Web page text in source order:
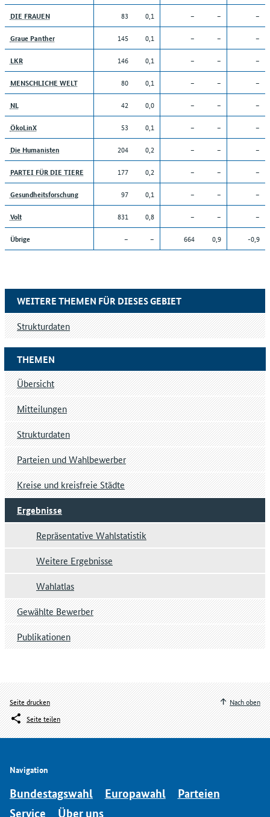
DIE FRAUEN 83 0,1 – – –
Graue Panther 145 0,1 – – –
LKR 146 0,1 – – –
MENSCHLICHE WELT 80 0,1 – – –
NL 42 0,0 – – –
ÖkoLinX 53 0,1 – – –
Die Humanisten 204 0,2 – – –
PARTEI FÜR DIE TIERE 177 0,2 – – –
Gesundheitsforschung 97 0,1 – – –
Volt 831 0,8 – – –
Übrige – – 664 0,9 -0,9
THEMEN
Übersicht
Mitteilungen
Strukturdaten
Parteien und Wahlbewerber
Kreise und kreisfreie Städte
Ergebnisse
Repräsentative Wahlstatistik
Weitere Ergebnisse
Wahlatlas
Gewählte Bewerber
Publikationen
WEITERE THEMEN FÜR DIESES GEBIET
Strukturdaten
Seite drucken
Seite teilen
Nach oben
Navigation
Bundestagswahl Europawahl
Parteien
Service
Über uns